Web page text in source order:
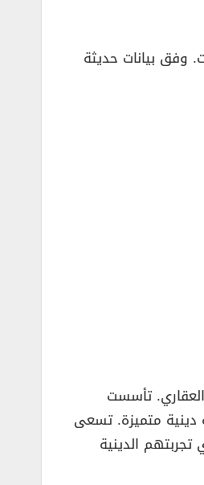
وفق بيانات حديثة
العقاري. تأسست
المدينة المنورة كوجهة دينية متميزة. تسعى
الدينية